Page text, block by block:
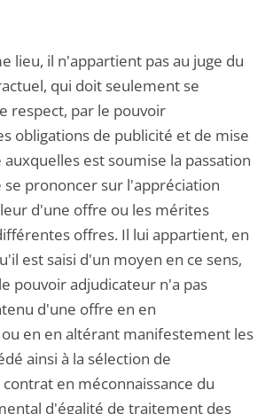
lieu, il n'appartient pas au juge du
qui doit seulement se
respect, par le pouvoir
obligations de publicité et de mise
est soumise la passation
se prononcer sur l'appréciation
d'une offre ou les mérites
offres. Il lui appartient, en
est saisi d'un moyen en ce sens,
pouvoir adjudicateur n'a pas
d'une offre en en
en en altérant manifestement les
ainsi à la sélection de
en méconnaissance du
d'égalité de traitement des